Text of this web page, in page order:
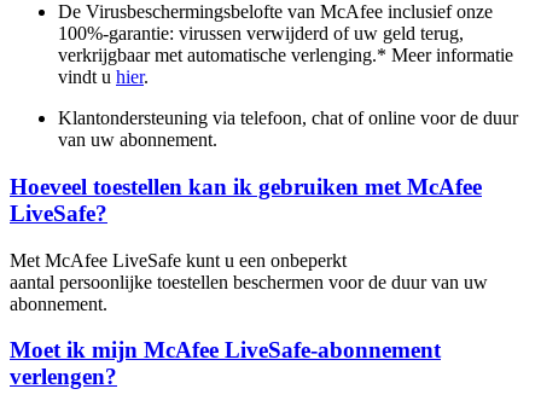
De Virusbeschermingsbelofte van McAfee inclusief onze
100%-garantie: virussen verwijderd of uw geld terug,
verkrijgbaar met automatische verlenging.* Meer informatie
vindt u hier.
Klantondersteuning via telefoon, chat of online voor de duur
van uw abonnement.
Hoeveel toestellen kan ik gebruiken met McAfee
LiveSafe?
Met McAfee LiveSafe kunt u een onbeperkt
aantal persoonlijke toestellen beschermen voor de duur van uw
abonnement.
Moet ik mijn McAfee LiveSafe-abonnement
verlengen?